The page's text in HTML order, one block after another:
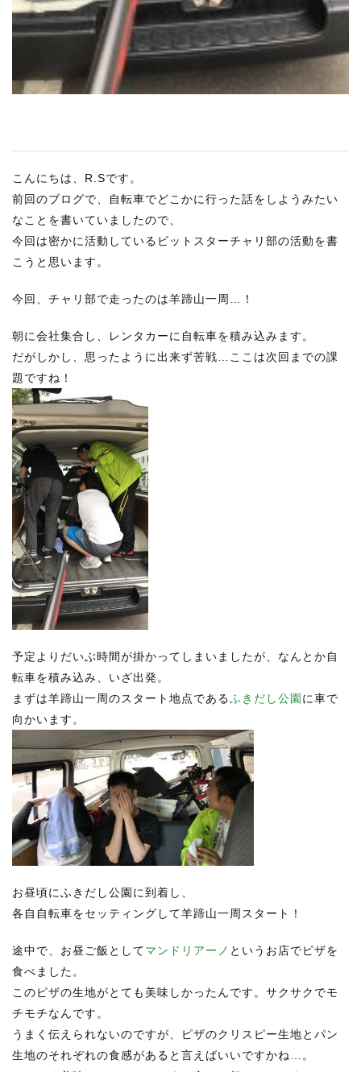
こんにちは、R.Sです。
前回のブログで、自転車でどこかに行った話をしようみたい
なことを書いていましたので、
今回は密かに活動しているビットスターチャリ部の活動を書
こうと思います。
今回、チャリ部で走ったのは羊蹄山一周…！
朝に会社集合し、レンタカーに自転車を積み込みます。
だがしかし、思ったように出来ず苦戦…ここは次回までの課
題ですね！
予定よりだいぶ時間が掛かってしまいましたが、なんとか自
転車を積み込み、いざ出発。
まずは羊蹄山一周のスタート地点であるふきだし公園 に車で
向かいます。
お昼頃にふきだし公園に到着し、
各自自転車をセッティングして羊蹄山一周スタート！
途中で、お昼ご飯としてマンドリアーノ というお店でピザを
食べました。
このピザの生地がとても美味しかったんです。サクサクでモ
チモチなんです。
うまく伝えられないのですが、ピザのクリスピー生地とパン
生地のそれぞれの食感があると言えばいいですかね…。